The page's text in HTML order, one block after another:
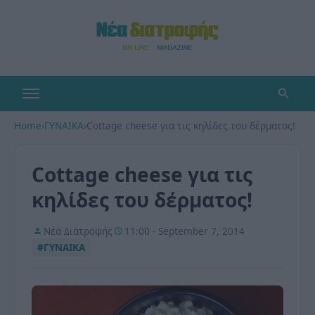
Home›ΓΥΝΑΙΚΑ›Cottage cheese για τις κηλίδες του δέρματος!
Cottage cheese για τις
κηλίδες του δέρματος!
Νέα Διατροφής
11:00 - September 7, 2014
#ΓΥΝΑΙΚΑ